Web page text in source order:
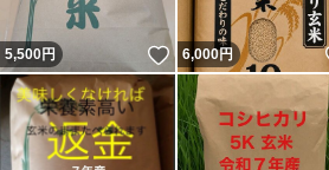
5,500円 いいね！
6,000円